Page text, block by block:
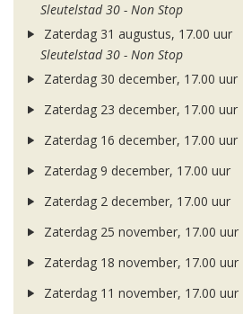
Sleutelstad 30 - Non Stop
Zaterdag 31 augustus, 17.00 uur
Sleutelstad 30 - Non Stop
Zaterdag 30 december, 17.00 uur
Zaterdag 23 december, 17.00 uur
Zaterdag 16 december, 17.00 uur
Zaterdag 9 december, 17.00 uur
Zaterdag 2 december, 17.00 uur
Zaterdag 25 november, 17.00 uur
Zaterdag 18 november, 17.00 uur
Zaterdag 11 november, 17.00 uur